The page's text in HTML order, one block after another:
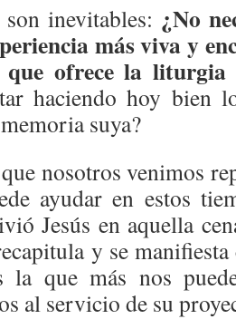
inevitables: ¿No
más viva y
que ofrece la liturgia
haciendo hoy bien
suya?
nosotros venimos
ayudar en estos
Jesús en aquella
y se
la que más nos
al servicio de su